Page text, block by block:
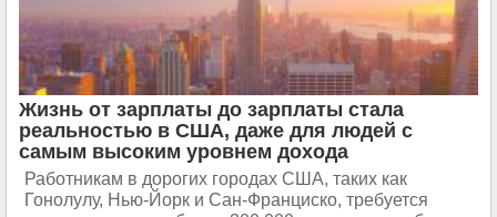
Жизнь от зарплаты до зарплаты стала
реальностью в США, даже для людей с
самым высоким уровнем дохода
Работникам в дорогих городах США, таких как
Гонолулу, Нью-Йорк и Сан-Франциско, требуется